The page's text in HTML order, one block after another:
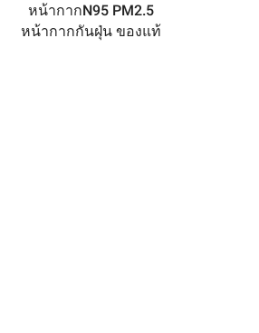
หน้ากากN95 PM2.5
หน้ากากกันฝุ่น ของแท้